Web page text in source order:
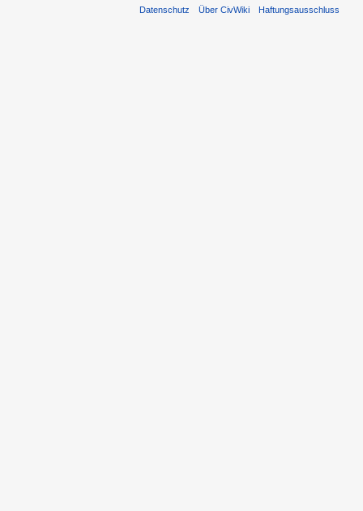
Datenschutz Über CivWiki Haftungsausschluss